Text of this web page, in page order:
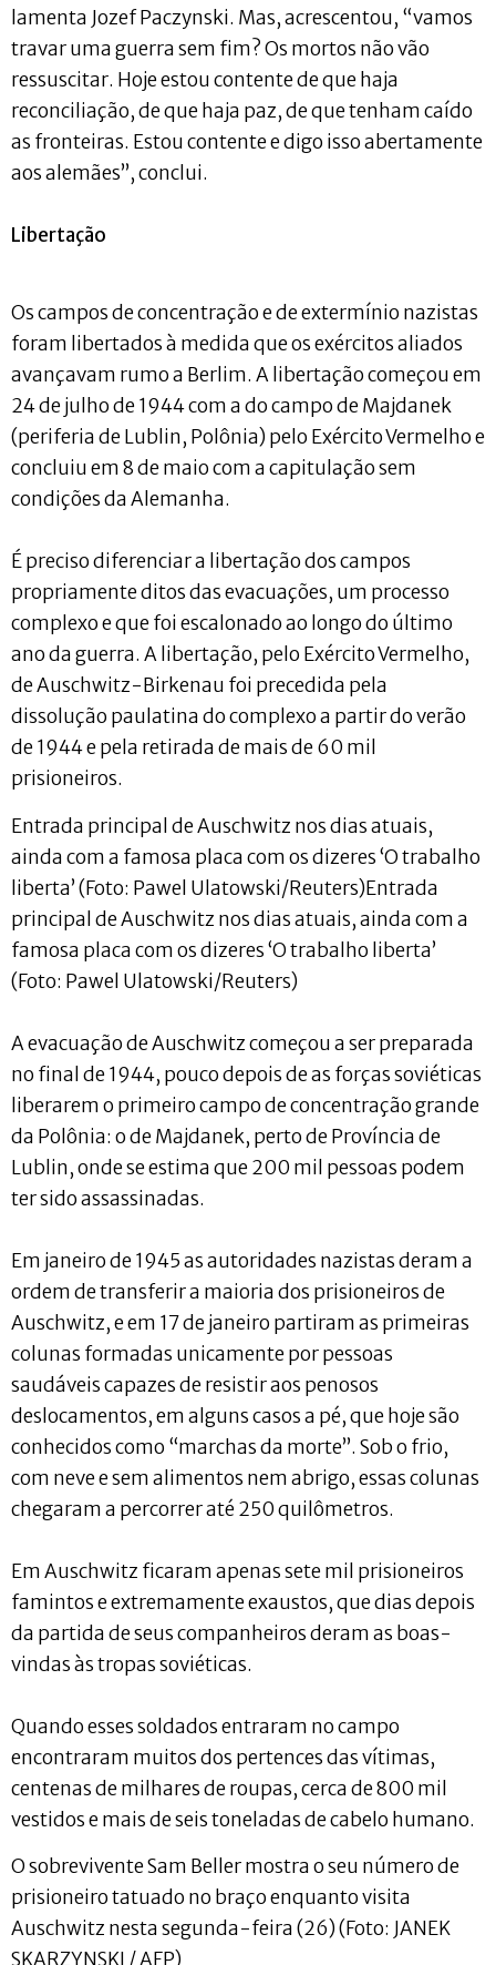
lamenta Jozef Paczynski. Mas, acrescentou, “vamos
travar uma guerra sem fim? Os mortos não vão
ressuscitar. Hoje estou contente de que haja
reconciliação, de que haja paz, de que tenham caído
as fronteiras. Estou contente e digo isso abertamente
aos alemães”, conclui.
Libertação
Os campos de concentração e de extermínio nazistas
foram libertados à medida que os exércitos aliados
avançavam rumo a Berlim. A libertação começou em
24 de julho de 1944 com a do campo de Majdanek
(periferia de Lublin, Polônia) pelo Exército Vermelho e
concluiu em 8 de maio com a capitulação sem
condições da Alemanha.
É preciso diferenciar a libertação dos campos
propriamente ditos das evacuações, um processo
complexo e que foi escalonado ao longo do último
ano da guerra. A libertação, pelo Exército Vermelho,
de Auschwitz-Birkenau foi precedida pela
dissolução paulatina do complexo a partir do verão
de 1944 e pela retirada de mais de 60 mil
prisioneiros.
Entrada principal de Auschwitz nos dias atuais,
ainda com a famosa placa com os dizeres ‘O trabalho
liberta’ (Foto: Pawel Ulatowski/Reuters)Entrada
principal de Auschwitz nos dias atuais, ainda com a
famosa placa com os dizeres ‘O trabalho liberta’
(Foto: Pawel Ulatowski/Reuters)
A evacuação de Auschwitz começou a ser preparada
no final de 1944, pouco depois de as forças soviéticas
liberarem o primeiro campo de concentração grande
da Polônia: o de Majdanek, perto de Província de
Lublin, onde se estima que 200 mil pessoas podem
ter sido assassinadas.
Em janeiro de 1945 as autoridades nazistas deram a
ordem de transferir a maioria dos prisioneiros de
Auschwitz, e em 17 de janeiro partiram as primeiras
colunas formadas unicamente por pessoas
saudáveis capazes de resistir aos penosos
deslocamentos, em alguns casos a pé, que hoje são
conhecidos como “marchas da morte”. Sob o frio,
com neve e sem alimentos nem abrigo, essas colunas
chegaram a percorrer até 250 quilômetros.
Em Auschwitz ficaram apenas sete mil prisioneiros
famintos e extremamente exaustos, que dias depois
da partida de seus companheiros deram as boas-
vindas às tropas soviéticas.
Quando esses soldados entraram no campo
encontraram muitos dos pertences das vítimas,
centenas de milhares de roupas, cerca de 800 mil
vestidos e mais de seis toneladas de cabelo humano.
O sobrevivente Sam Beller mostra o seu número de
prisioneiro tatuado no braço enquanto visita
Auschwitz nesta segunda-feira (26) (Foto: JANEK
SKARZYNSKI / AFP)